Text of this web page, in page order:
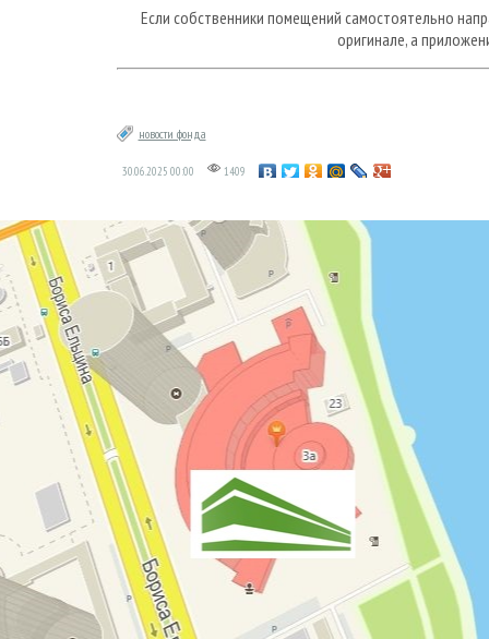
Если собственники помещений самостоятельно
оригинале, а
новости фонда
30.06.2025 00:00 1409